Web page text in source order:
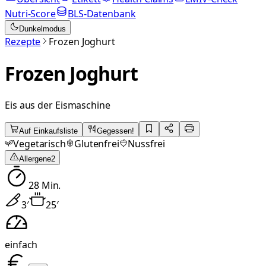
Nutri-Score
BLS-Datenbank
Dunkelmodus
Rezepte Frozen Joghurt
Frozen Joghurt
Eis aus der Eismaschine
Auf Einkaufsliste Gegessen!
Vegetarisch Glutenfrei Nussfrei
Allergene2
28Min.
3′ 25′
einfach